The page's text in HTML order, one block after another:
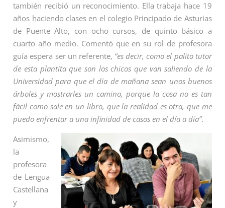
también recibió un reconocimiento. Ella trabaja hace 19
años haciendo clases en el colegio Principado de Asturias
de Puente Alto, con ocho cursos, de quinto básico a
cuarto año medio. Comentó que en su rol de profesora
guía espera ser un referente, “es decir, como el palito tutor
de esta plantita que son los chicos que van saliendo de la
Universidad para que el día de mañana sean unos buenos
árboles y mostrarles un camino, porque la cosa no es tan
fácil como sale en un libro, que la realidad es otra, que me
puedo enfrentar a una infinidad de casos en el día a día”.
Asimismo,
la
profesora
de Lengua
Castellana
y